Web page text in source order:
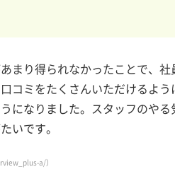
まり得られなかったことで、社
コミをたくさんいただけるよう
になりました。 スタッフのやる
いです。
a/）